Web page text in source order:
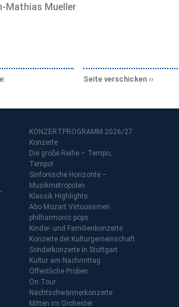
Mathias Mueller
Seite verschicken
KONZERTPROGRAMM 2026/27
Konzerte
Die große Reihe – Tempo,
Tempo!
Sinfonische Horizonte –
Musikmetropolen
Klassik Highlights
Abo Mozart Virtuosinnen
philharmonic pops
Kinder- und Familienkonzerte
Konzerte der Kulturgemeinschaft
Sonderkonzerte in Stuttgart
Kultur am Nachmittag
Öffentliche Proben
On Tour
Nachtschwärmerkonzerte
Mitten im Orchester